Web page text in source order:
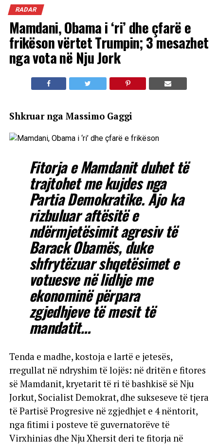
RADAR
Mamdani, Obama i ‘ri’ dhe çfarë e
frikëson vërtet Trumpin; 3 mesazhet
nga vota në Nju Jork
Shkruar nga Massimo Gaggi
Fitorja e Mamdanit duhet të
trajtohet me kujdes nga
Partia Demokratike. Ajo ka
rizbuluar aftësitë e
ndërmjetësimit agresiv të
Barack Obamës, duke
shfrytëzuar shqetësimet e
votuesve në lidhje me
ekonominë përpara
zgjedhjeve të mesit të
mandatit…
Tenda e madhe, kostoja e lartë e jetesës,
rregullat në ndryshim të lojës: në dritën e fitores
së Mamdanit, kryetarit të ri të bashkisë së Nju
Jorkut, Socialist Demokrat, dhe sukseseve të tjera
të Partisë Progresive në zgjedhjet e 4 nëntorit,
nga fitimi i posteve të guvernatorëve të
Virxhinias dhe Nju Xhersit deri te fitorja në